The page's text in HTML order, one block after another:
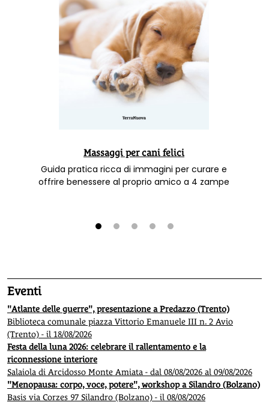
Massaggi per cani felici
Guida pratica ricca di immagini per curare e
offrire benessere al proprio amico a 4 zampe
Eventi
"Atlante delle guerre", presentazione a Predazzo (Trento)
Biblioteca comunale piazza Vittorio Emanuele III n. 2 Avio
(Trento) - il 18/08/2026
Festa della luna 2026: celebrare il rallentamento e la
riconnessione interiore
Salaiola di Arcidosso Monte Amiata - dal 08/08/2026 al 09/08/2026
"Menopausa: corpo, voce, potere", workshop a Silandro (Bolzano)
Basis via Corzes 97 Silandro (Bolzano) - il 08/08/2026